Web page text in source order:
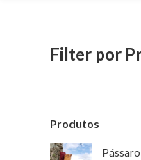
Filter por
Produtos